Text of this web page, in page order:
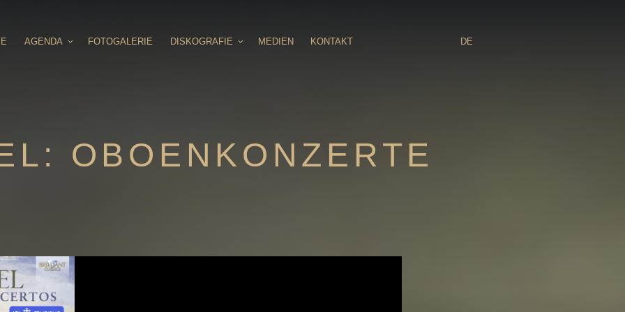
AGENDA FOTOGALERIE DISKOGRAFIE MEDIEN KONTAKT DE
OBOENKONZERTE